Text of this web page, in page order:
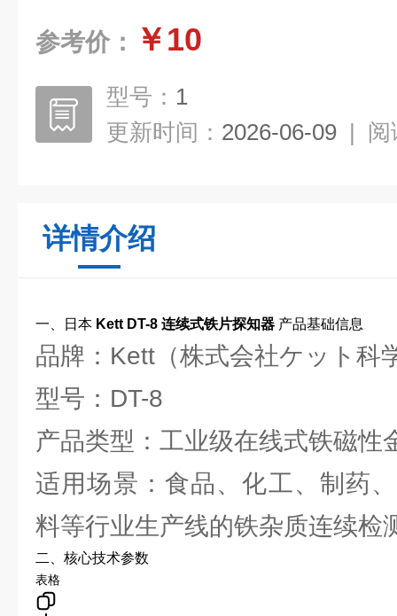
参考价： ￥10
型号： 1
更新时间： 2026-06-09 | 阅
详情介绍
一、日本 Kett DT-8 连续式铁片探知器 产品基础信息
品牌：Kett（株式会社ケット科
型号：DT-8
产品类型：工业级在线式铁磁性
适用场景：食品、化工、制药
料等行业生产线的铁杂质连续检
二、核心技术参数
表格